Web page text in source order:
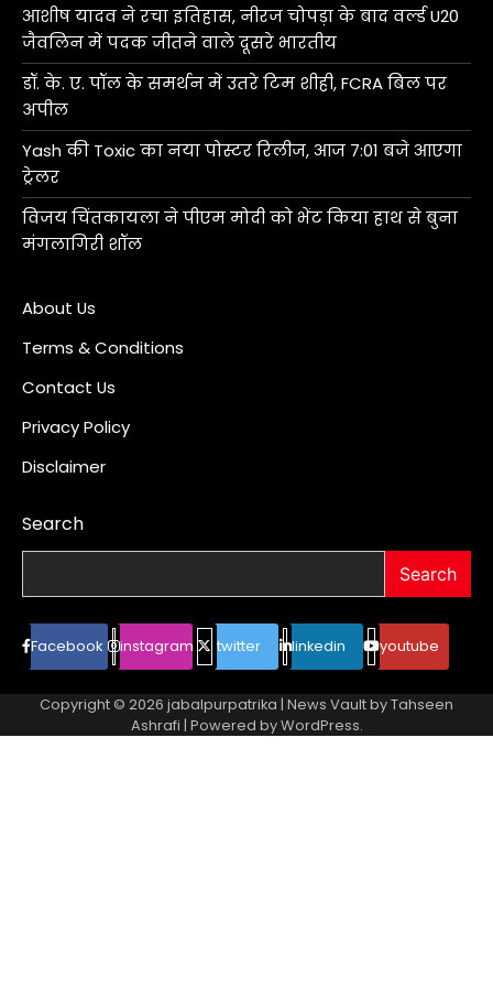
आशीष यादव ने रचा इतिहास, नीरज चोपड़ा के बाद वर्ल्ड U20
जैवलिन में पदक जीतने वाले दूसरे भारतीय
डॉ. के. ए. पॉल के समर्थन में उतरे टिम शीही, FCRA बिल पर
अपील
Yash की Toxic का नया पोस्टर रिलीज, आज 7:01 बजे आएगा
ट्रेलर
विजय चिंतकायला ने पीएम मोदी को भेंट किया हाथ से बुना
मंगलागिरी शॉल
About Us
Terms & Conditions
Contact Us
Privacy Policy
Disclaimer
Search
Search
Facebook instagram twitter linkedin youtube
Copyright © 2026 jabalpurpatrika | News Vault byTahseen
Ashrafi | Powered byWordPress.